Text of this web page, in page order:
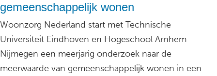
gemeenschappelijk wonen
Woonzorg Nederland start met Technische
Universiteit Eindhoven en Hogeschool Arnhem
Nijmegen een meerjarig onderzoek naar de
meerwaarde van gemeenschappelijk wonen in een